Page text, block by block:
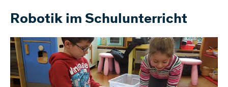
Robotik im Schulunterricht